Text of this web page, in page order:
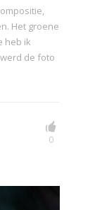
Het groene
heb ik
de foto
0